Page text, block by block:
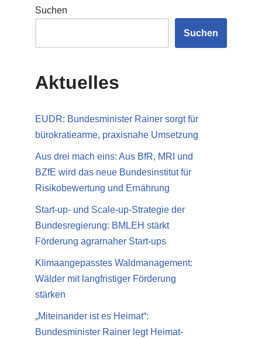
Suchen
Suchen
Aktuelles
EUDR: Bundesminister Rainer sorgt für
bürokratiearme, praxisnahe Umsetzung
Aus drei mach eins: Aus BfR, MRI und
BZfE wird das neue Bundesinstitut für
Risikobewertung und Ernährung
Start-up- und Scale-up-Strategie der
Bundesregierung: BMLEH stärkt
Förderung agrarnaher Start-ups
Klimaangepasstes Waldmanagement:
Wälder mit langfristiger Förderung
stärken
„Miteinander ist es Heimat“:
Bundesminister Rainer legt Heimat-